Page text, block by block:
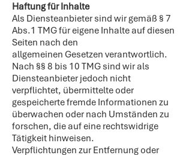
Haftung für Inhalte
Als Diensteanbieter sind wir gemäß § 7
Abs.1 TMG für eigene Inhalte auf diesen
Seiten nach den
allgemeinen Gesetzen verantwortlich.
Nach §§ 8 bis 10 TMG sind wir als
Diensteanbieter jedoch nicht
verpflichtet, übermittelte oder
gespeicherte fremde Informationen zu
überwachen oder nach Umständen zu
forschen, die auf eine rechtswidrige
Tätigkeit hinweisen.
Verpflichtungen zur Entfernung oder